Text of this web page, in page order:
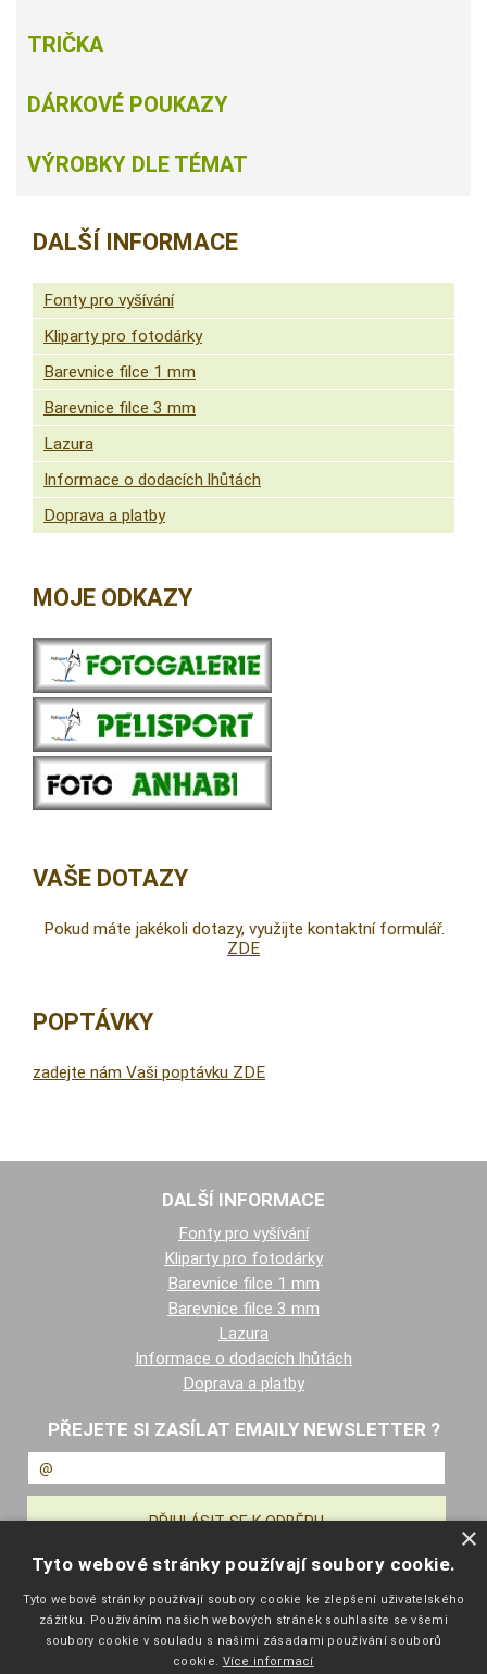
TRIČKA
DÁRKOVÉ POUKAZY
VÝROBKY DLE TÉMAT
DALŠÍ INFORMACE
Fonty pro vyšívání
Kliparty pro fotodárky
Barevnice filce 1 mm
Barevnice filce 3 mm
Lazura
Informace o dodacích lhůtách
Doprava a platby
MOJE ODKAZY
VAŠE DOTAZY
Pokud máte jakékoli dotazy, využijte kontaktní formulář.
ZDE
POPTÁVKY
zadejte nám Vaši poptávku ZDE
DALŠÍ INFORMACE
Fonty pro vyšívání
Kliparty pro fotodárky
Barevnice filce 1 mm
Barevnice filce 3 mm
Lazura
Informace o dodacích lhůtách
Doprava a platby
PŘEJETE SI ZASÍLAT EMAILY NEWSLETTER ?
NAVIGACE
Úvodní strana
Katalog zboží
×
Tyto webové stránky používají soubory cookie.
Tyto webové stránky používají soubory cookie ke zlepšení uživatelského
zážitku. Používáním našich webových stránek souhlasíte se všemi
soubory cookie v souladu s našimi zásadami používání souborů
cookie. Více informací